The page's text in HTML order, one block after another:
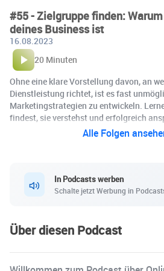
#55 - Zielgruppe finden:
deines Business ist
16.08.2023
20 Minuten
Ohne eine klare Vorstellung davon, an
Dienstleistung richtet, ist es fast
Marketingstrategien zu entwickeln.
findest, sie verstehst und erfolgreich
Alle Folgen
In Podcasts werben
Schalte jetzt Werbung in
Über diesen Podcast